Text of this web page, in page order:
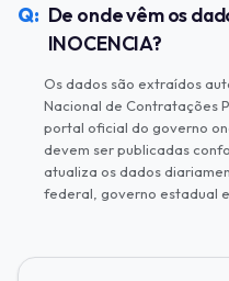
De onde vêm os
INOCENCIA?
Os dados são extraídos
Nacional de Contratações
portal oficial do governo
devem ser publicadas
atualiza os dados
federal, governo estadual